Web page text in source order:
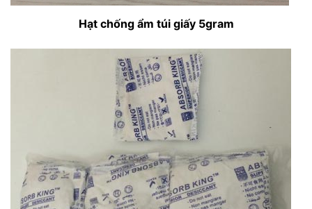
Hạt chống ẩm túi giấy 5gram